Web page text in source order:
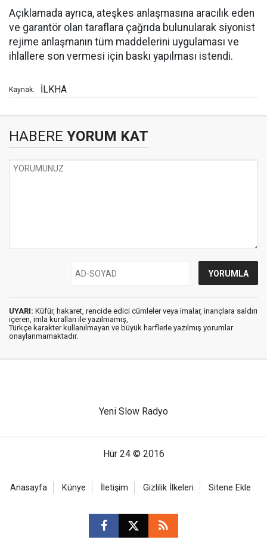
Açıklamada ayrıca, ateşkes anlaşmasına aracılık eden
ve garantör olan taraflara çağrıda bulunularak siyonist
rejime anlaşmanın tüm maddelerini uygulaması ve
ihlallere son vermesi için baskı yapılması istendi.
Kaynak: İLKHA
HABERE YORUM KAT
UYARI: Küfür, hakaret, rencide edici cümleler veya imalar, inançlara saldırı
içeren, imla kuralları ile yazılmamış,
Türkçe karakter kullanılmayan ve büyük harflerle yazılmış yorumlar
onaylanmamaktadır.
Yeni Slow Radyo
Hür 24 © 2016
Anasayfa Künye İletişim Gizlilik İlkeleri Sitene Ekle